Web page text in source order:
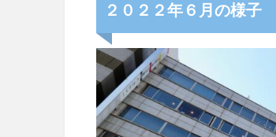
２０２２年６月の様子